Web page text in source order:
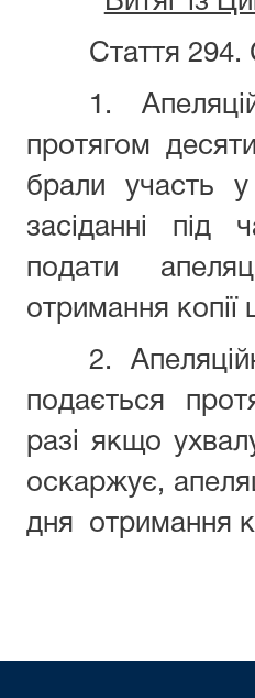
Стаття 294.
1.
протягом
брали участь
засіданні під
подати
отримання копії
2.
подається
разі якщо
оскаржує,
дня отримання